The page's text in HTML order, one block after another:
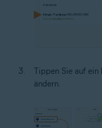
Tippen Sie auf ein
ändern.